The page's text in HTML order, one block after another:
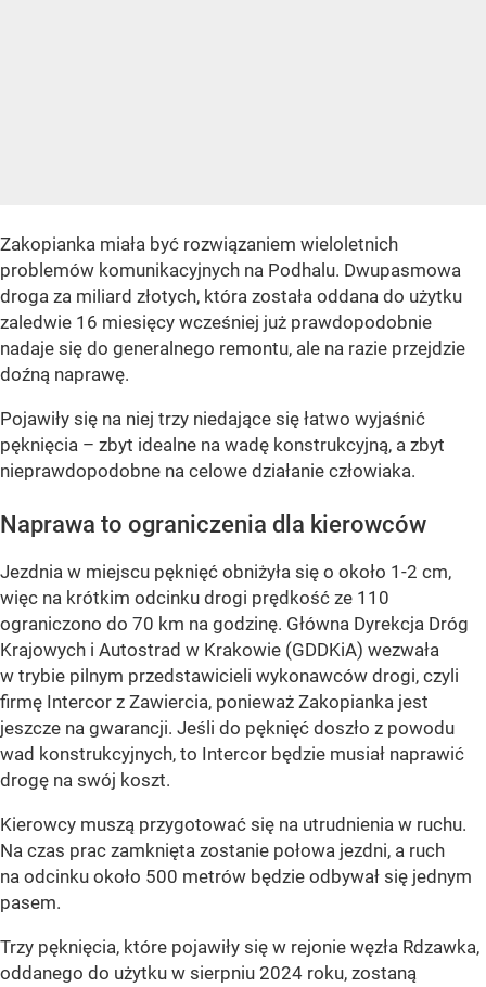
Zakopianka miała być rozwiązaniem wieloletnich
problemów komunikacyjnych na Podhalu. Dwupasmowa
droga za miliard złotych, która została oddana do użytku
zaledwie 16 miesięcy wcześniej już prawdopodobnie
nadaje się do generalnego remontu, ale na razie przejdzie
doźną naprawę.
Pojawiły się na niej trzy niedające się łatwo wyjaśnić
pęknięcia – zbyt idealne na wadę konstrukcyjną, a zbyt
nieprawdopodobne na celowe działanie człowiaka.
Naprawa to ograniczenia dla kierowców
Jezdnia w miejscu pęknięć obniżyła się o około 1-2 cm,
więc na krótkim odcinku drogi prędkość ze 110
ograniczono do 70 km na godzinę. Główna Dyrekcja Dróg
Krajowych i Autostrad w Krakowie (GDDKiA) wezwała
w trybie pilnym przedstawicieli wykonawców drogi, czyli
firmę Intercor z Zawiercia, ponieważ Zakopianka jest
jeszcze na gwarancji. Jeśli do pęknięć doszło z powodu
wad konstrukcyjnych, to Intercor będzie musiał naprawić
drogę na swój koszt.
Kierowcy muszą przygotować się na utrudnienia w ruchu.
Na czas prac zamknięta zostanie połowa jezdni, a ruch
na odcinku około 500 metrów będzie odbywał się jednym
pasem.
Trzy pęknięcia, które pojawiły się w rejonie węzła Rdzawka,
oddanego do użytku w sierpniu 2024 roku, zostaną